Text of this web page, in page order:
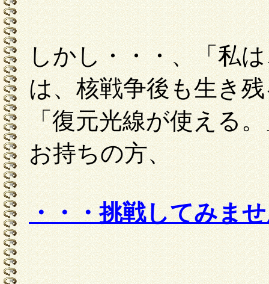
しかし・・・、「私
は、核戦争後も生き
「復元光線が使える
お持ちの方、
・・・挑戦してみま